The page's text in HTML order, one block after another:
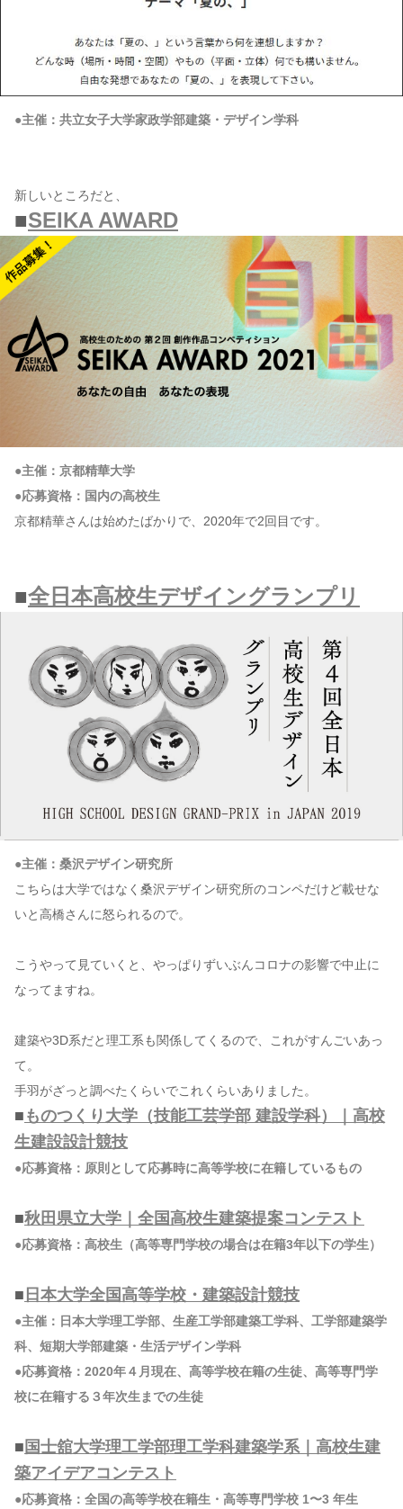
●主催：共立女子大学家政学部建築・デザイン学科
新しいところだと、
■SEIKA AWARD
●主催：京都精華大学
●応募資格：国内の高校生
京都精華さんは始めたばかりで、2020年で2回目です。
■全日本高校生デザイングランプリ
●主催：桑沢デザイン研究所
こちらは大学ではなく桑沢デザイン研究所のコンペだけど載せな
いと高橋さんに怒られるので。
こうやって見ていくと、やっぱりずいぶんコロナの影響で中止に
なってますね。
建築や3D系だと理工系も関係してくるので、これがすんごいあっ
て。
手羽がざっと調べたくらいでこれくらいありました。
■ ものつくり大学（技能工芸学部 建設学科）｜高校
生建設設計競技
●応募資格：原則として応募時に高等学校に在籍しているもの
■秋田県立大学｜全国高校生建築提案コンテスト
●応募資格：高校生（高等専門学校の場合は在籍3年以下の学生）
■ 日本大学全国高等学校・建築設計競技
●主催：日本大学理工学部、生産工学部建築工学科、工学部建築学
科、短期大学部建築・生活デザイン学科
●応募資格：2020年４月現在、高等学校在籍の生徒、高等専門学
校に在籍する３年次生までの生徒
■ 国士舘大学理工学部理工学科建築学系｜高校生建
築アイデアコンテスト
●応募資格：全国の⾼等学校在籍⽣・⾼等専⾨学校 1〜3 年⽣